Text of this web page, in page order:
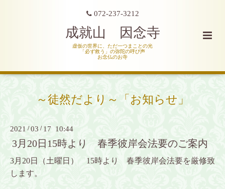
072-237-3212
成就山 因念寺
虚仮の世界に、ただ一つまことの光
「必ず救う」の弥陀の呼び声
お念仏のお寺
～徒然だより～「お知らせ」
2021 /03 / 17 10:44
3月20日15時より 春季彼岸会法要のご案内
3月20日（土曜日） 15時より 春季彼岸会法要を厳修致
します。